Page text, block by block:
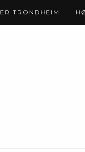
TRONDHEIM